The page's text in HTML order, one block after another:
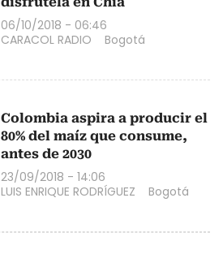
06/10/2018 - 06:46
CARACOL RADIO
Bogotá
Colombia aspira a producir el
80% del maíz que consume,
antes de 2030
23/09/2018 - 14:06
LUIS ENRIQUE RODRÍGUEZ
Bogotá